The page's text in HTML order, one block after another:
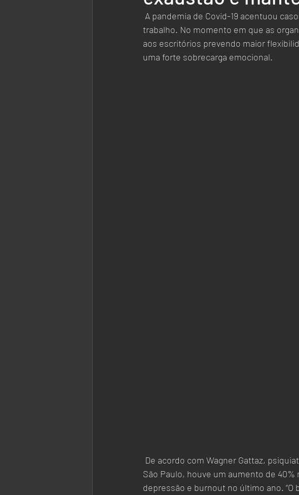
trabalho. No momento em que as
aos escritórios prevendo maior
uma forte sobrecarga emocional.
São Paulo, houve um aumento de
depressão e burnout no último ano.